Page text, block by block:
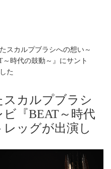
スカルプブラシへの想い～
～時代の鼓動～』にサント
た
カルプブラシ
『BEAT～時代
ッグが出演し